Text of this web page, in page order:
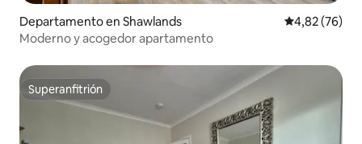
Departamento en Shawlands Calificación
4,82 (76)
Moderno y acogedor apartamento
Superanfitrión
Superanfitrión